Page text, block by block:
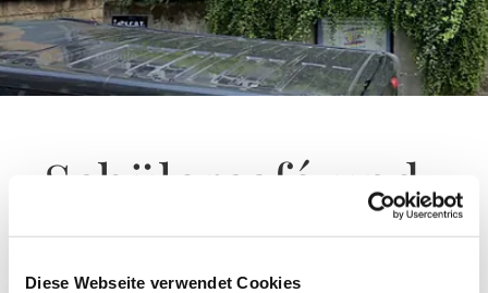
Diese Webseite verwendet Cookies
Schülercafé und
Offene Tür